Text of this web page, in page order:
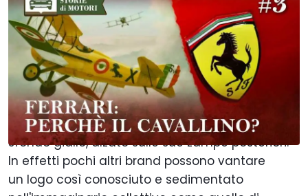
Di:Lorenzo Curatti
5 Apr 2020 alle01:00
Aggiungi Motor1.com alle
fonti preferite su Google
Non serve certo essere appassionati di auto per
riconoscere la sagoma di uncavallo nero
sfondo giallo, alzato sulle sue zampe posteriori.
In effetti pochi altri brand possono vantare
un logo così conosciuto e sedimentato